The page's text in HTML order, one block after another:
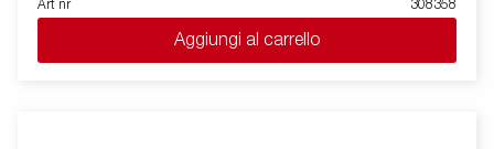
punti di fissaggio ( max 400 kg carico/per anello)sono perfetti
per assicurare il carico . E' disponibile una vasta gamma di
accessori. Le immagini sono solo a scopo illustrativo e possono
Art nr 308358
Aggiungi al carrello